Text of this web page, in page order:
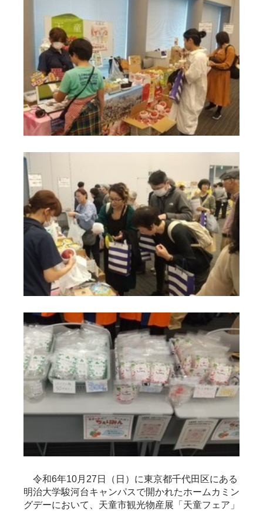
令和6年10月27日（日）に東京都千代田区にある
明治大学駿河台キャンパスで開かれたホームカミン
グデーにおいて、天童市観光物産展「天童フェア」